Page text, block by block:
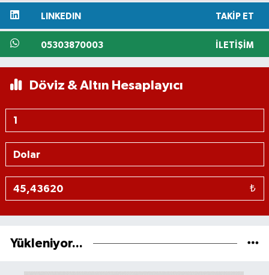
LINKEDIN TAKIP ET
05303870003 İLETIŞIM
Döviz & Altın Hesaplayıcı
₺
Yükleniyor...